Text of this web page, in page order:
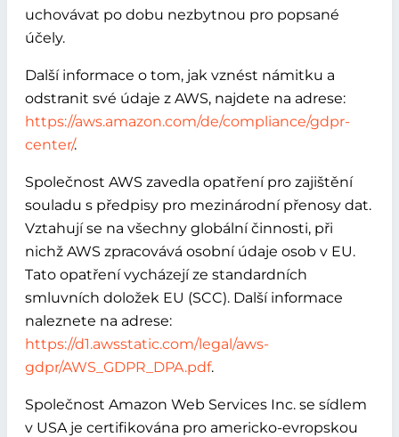
uchovávat po dobu nezbytnou pro popsané
účely.
Další informace o tom, jak vznést námitku a
odstranit své údaje z AWS, najdete na adrese:
https://aws.amazon.com/de/compliance/gdpr-
center/.
Společnost AWS zavedla opatření pro zajištění
souladu s předpisy pro mezinárodní přenosy dat.
Vztahují se na všechny globální činnosti, při
nichž AWS zpracovává osobní údaje osob v EU.
Tato opatření vycházejí ze standardních
smluvních doložek EU (SCC). Další informace
naleznete na adrese:
https://d1.awsstatic.com/legal/aws-
gdpr/AWS_GDPR_DPA.pdf.
Společnost Amazon Web Services Inc. se sídlem
v USA je certifikována pro americko-evropskou